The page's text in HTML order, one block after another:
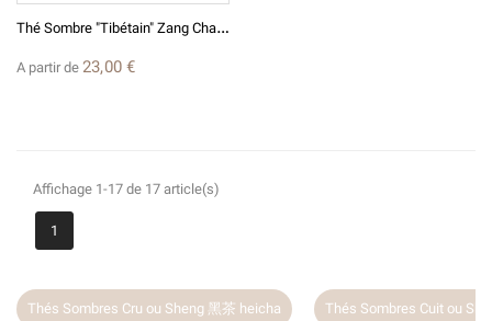
(5 avis) T
Hé Sombre "Tibétain" Zang Cha 2018 - 40g - Thé Fermenté Du Sichuan
A partir de 23,00 €
Affichage 1-17 de 17 article(s)
1
Thés Sombres Cru ou Sheng 黑茶 heicha Thés Sombres Cuit ou